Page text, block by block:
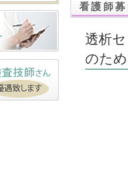
看護師
透析
のた